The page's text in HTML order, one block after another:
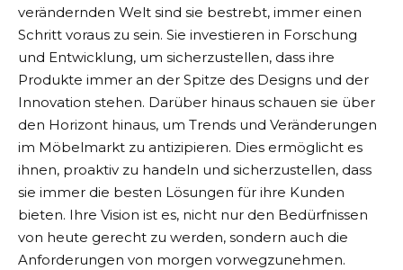
verändernden Welt sind sie bestrebt, immer einen
Schritt voraus zu sein. Sie investieren in Forschung
und Entwicklung, um sicherzustellen, dass ihre
Produkte immer an der Spitze des Designs und der
Innovation stehen. Darüber hinaus schauen sie über
den Horizont hinaus, um Trends und Veränderungen
im Möbelmarkt zu antizipieren. Dies ermöglicht es
ihnen, proaktiv zu handeln und sicherzustellen, dass
sie immer die besten Lösungen für ihre Kunden
bieten. Ihre Vision ist es, nicht nur den Bedürfnissen
von heute gerecht zu werden, sondern auch die
Anforderungen von morgen vorwegzunehmen.